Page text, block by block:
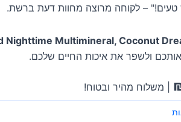
– לקוחה מרוצה מחוות דעת ברשת.
Nighttime Multimineral, Coconut
ולשפר את איכות החיים שלכם.
| משלוח מהיר ובטוח!